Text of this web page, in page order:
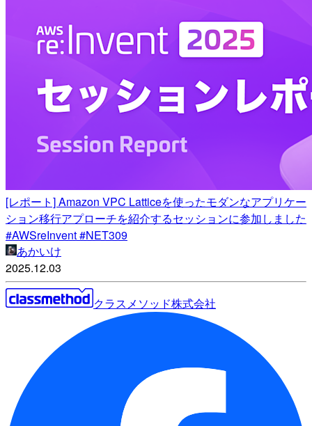
[レポート] Amazon VPC Latticeを使ったモダンなアプリケー
ション移行アプローチを紹介するセッションに参加しました
#AWSreInvent #NET309
あかいけ
2025.12.03
クラスメソッド株式会社